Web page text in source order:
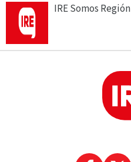
IRE Somos Región